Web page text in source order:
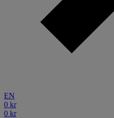
EN
0 kr
0 kr